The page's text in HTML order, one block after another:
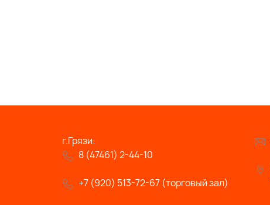
г.Грязи:
8 (47461) 2-44-10
+7 (920) 513-72-67 (торговый зал)